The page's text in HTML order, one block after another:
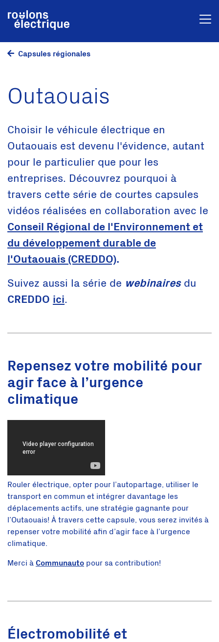
Capsules régionales
Outaouais
Choisir le véhicule électrique en
Outaouais est devenu l'évidence, autant
pour le particulier que pour les
entreprises. Découvrez pourquoi à
travers cette série de courtes capsules
vidéos réalisées en collaboration avec le
Conseil Régional de l'Environnement et
du développement durable de
l'Outaouais (CREDDO).
Suivez aussi la série de webinairesdu
CREDDO ici.
Repensez votre mobilité pour
agir face à l’urgence
climatique
Rouler électrique, opter pour l’autopartage, utiliser le
transport en commun et intégrer davantage les
déplacements actifs, une stratégie gagnante pour
l’Outaouais! À travers cette capsule, vous serez invités à
repenser votre mobilité afin d’agir face à l’urgence
climatique.
Merci à Communauto pour sa contribution!
Électromobilité et